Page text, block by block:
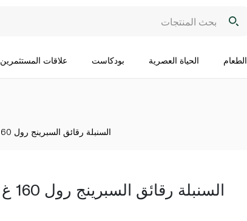
الحياة العصرية بودكاست علاقات المستثمرين
السنبلة رقائق السبرينج رول 160 غ
السنبلة رقائق السبرينج رول 160 غ